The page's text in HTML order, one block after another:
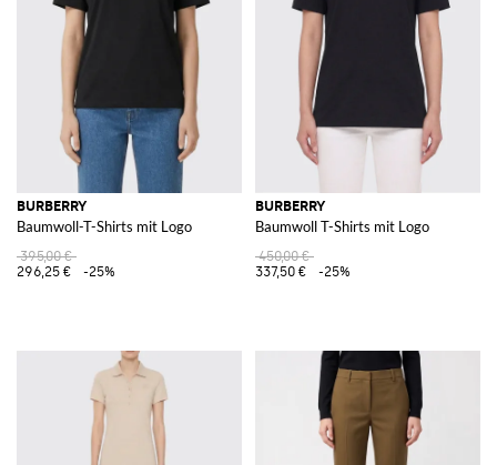
BURBERRY
Baumwoll-T-Shirts mit Logo
395,00 €
296,25 €
-25%
BURBERRY
Baumwoll T-Shirts mit Logo
450,00 €
337,50 €
-25%